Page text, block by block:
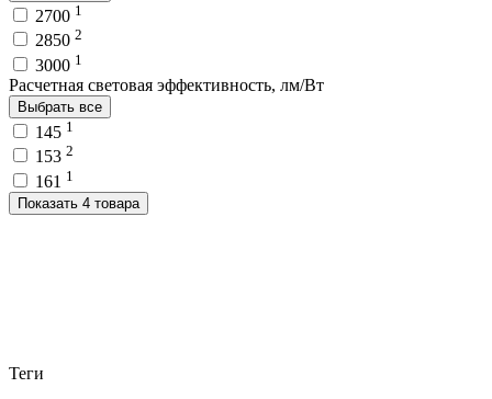
2700 1
2850 2
3000 1
Расчетная световая эффективность, лм/Вт
Выбрать все
145 1
153 2
161 1
Показать 4 товара
Теги